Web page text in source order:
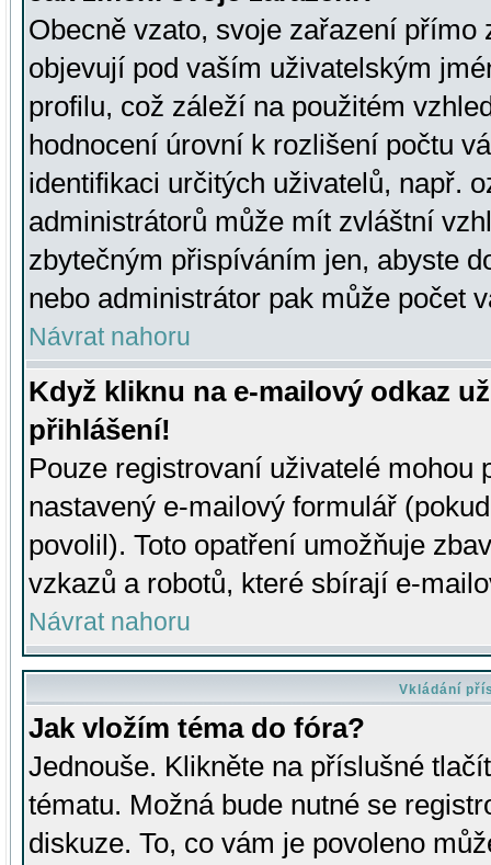
Obecně vzato, svoje zařazení přímo
objevují pod vaším uživatelským
profilu, což záleží na použitém
hodnocení úrovní k rozlišení počtu
identifikaci určitých uživatelů, např.
administrátorů může mít zvláštní
zbytečným přispíváním jen, abyste
nebo administrátor pak může počet
Návrat nahoru
Když kliknu na e-mailový odkaz
přihlášení!
Pouze registrovaní uživatelé mohou
nastavený e-mailový formulář
povolil). Toto opatření umožňuje
vzkazů a robotů, které sbírají e-
Návrat nahoru
Vkládání
Jak vložím téma do fóra?
Jednouše. Klikněte na příslušné
tématu. Možná bude nutné se
diskuze. To, co vám je povoleno